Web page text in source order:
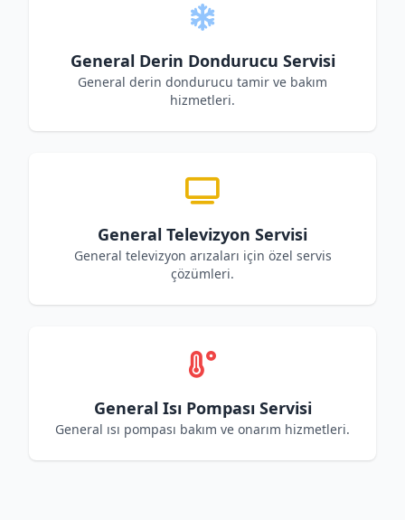
General Derin Dondurucu Servisi
General derin dondurucu tamir ve bakım
hizmetleri.
General Televizyon Servisi
General televizyon arızaları için özel servis
çözümleri.
General Isı Pompası Servisi
General ısı pompası bakım ve onarım hizmetleri.